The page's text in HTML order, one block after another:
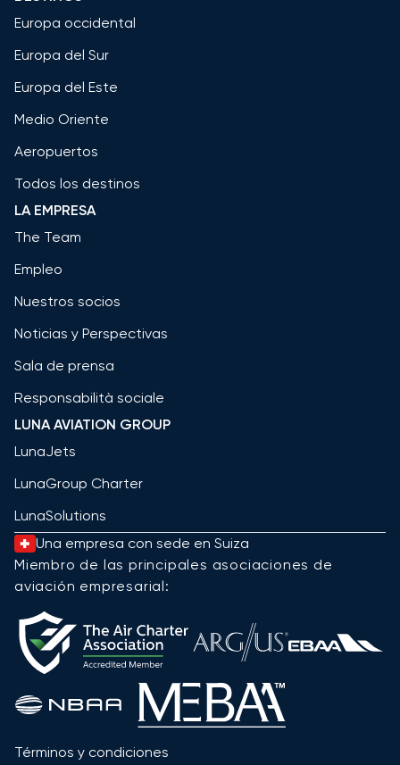
Europa occidental
Europa del Sur
Europa del Este
Medio Oriente
Aeropuertos
Todos los destinos
LA EMPRESA
The Team
Empleo
Nuestros socios
Noticias y Perspectivas
Sala de prensa
Responsabilità sociale
LUNA AVIATION GROUP
LunaJets
LunaGroup Charter
LunaSolutions
Una empresa con sede en Suiza
Miembro de las principales asociaciones de
aviación empresarial:
Términos y condiciones